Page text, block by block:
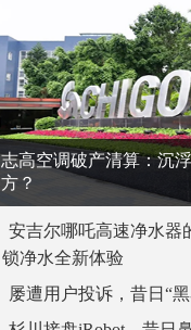
志高空调破产清算：沉
方？
安吉尔哪吒高速净水器
锁净水全新体验
屡遭用户投诉，昔日“